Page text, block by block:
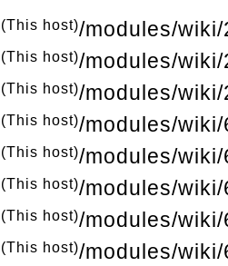
(This host)/modules/
(This host)/modules/
(This host)/modules/
(This host)/modules/
(This host)/modules/
(This host)/modules/
(This host)/modules/
(This host)/modules/